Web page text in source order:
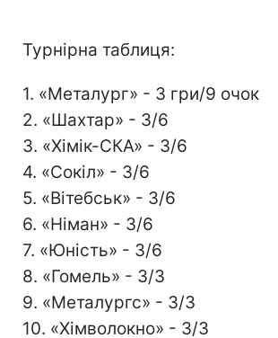
Турнірна таблиця:
1. «Металург» - 3 гри/9 очок
2. «Шахтар» - 3/6
3. «Хімік-СКА» - 3/6
4. «Сокіл» - 3/6
5. «Вітебськ» - 3/6
6. «Німан» - 3/6
7. «Юність» - 3/6
8. «Гомель» - 3/3
9. «Металургс» - 3/3
10. «Хімволокно» - 3/3